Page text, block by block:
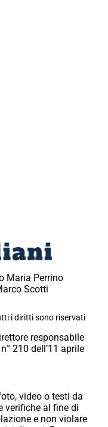
Maria Perrino
Scotti
i diritti sono riservati
responsabile
210 dell’11 aprile
video o testi da
verifiche al fine di
e non violare